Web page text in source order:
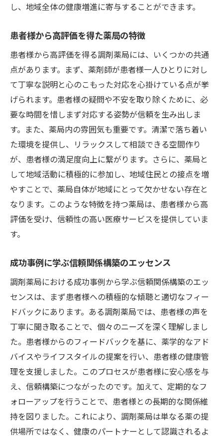
し、地域全体の健康増進に寄与することができます。
患者様から高評価を得た薬局の特徴
患者様から高評価を得る調剤薬局には、いくつかの共通
点があります。まず、薬剤師が患者様一人ひとりに対し
て丁寧な説明と心のこもった対応を心掛けている点が挙
げられます。患者様の疑問や不安を取り除くために、必
要な時間を惜しまず対応する姿勢が信頼を生み出しま
す。また、薬局内の雰囲気も重要です。清潔で落ち着い
た環境を提供し、リラックスして相談できる空間作り
が、患者様の満足度向上に繋がります。さらに、薬局と
して地域活動に積極的に参加し、地域住民との接点を増
やすことで、薬局自体が地域にとって欠かせない存在と
なります。このような特徴を持つ薬局は、患者様から高
評価を受け、信頼性の高い医療サービスを提供していま
す。
成功事例に学ぶ信頼関係構築のエッセンス
調剤薬局における成功事例から学ぶ信頼関係構築のエッ
センスは、まず患者様への積極的な傾聴と適切なフィー
ドバックにあります。ある調剤薬局では、患者様の声を
丁寧に聞き取ることで、個々のニーズを深く理解しまし
た。患者様からのフィードバックを基に、薬学的なアド
バイスやライフスタイルの提案を行い、患者様の健康管
理を支援しました。このプロセスが患者様に安心感を与
え、信頼構築につながったのです。加えて、定期的なフ
ォローアップを行うことで、患者様との長期的な関係維
持を図りました。これにより、調剤薬局は単なる薬の提
供場所ではなく、健康のパートナーとして認識されるよ